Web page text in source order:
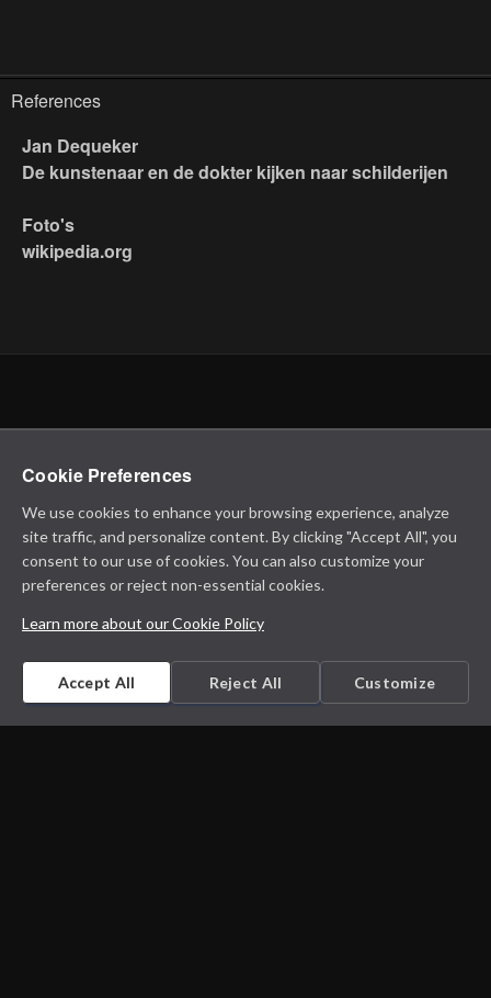
References
Jan Dequeker
De kunstenaar en de dokter kijken naar schilderijen
Foto's
wikipedia.org
Cookie Preferences
We use cookies to enhance your browsing experience, analyze
site traffic, and personalize content. By clicking "Accept All", you
consent to our use of cookies. You can also customize your
preferences or reject non-essential cookies.
Learn more about our Cookie Policy
Accept All Reject All Customize